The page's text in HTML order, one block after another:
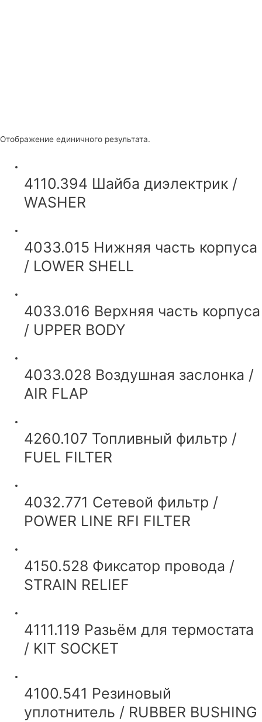
Отображение единичного результата.
4110.394 Шайба диэлектрик /
WASHER
4033.015 Нижняя часть корпуса
/ LOWER SHELL
4033.016 Верхняя часть корпуса
/ UPPER BODY
4033.028 Воздушная заслонка /
AIR FLAP
4260.107 Топливный фильтр /
FUEL FILTER
4032.771 Сетевой фильтр /
POWER LINE RFI FILTER
4150.528 Фиксатор провода /
STRAIN RELIEF
4111.119 Разьём для термостата
/ KIT SOCKET
4100.541 Резиновый
уплотнитель / RUBBER BUSHING